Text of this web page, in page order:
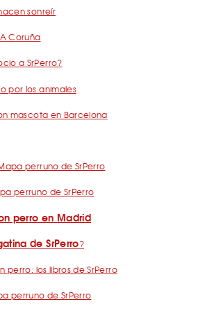
sonreír
Coruña
a SrPerro?
por los animales
mascota en Barcelona
perruno de SrPerro
perruno de SrPerro
perro en Madrid
de SrPerro?
perro: los libros de SrPerro
perruno de SrPerro